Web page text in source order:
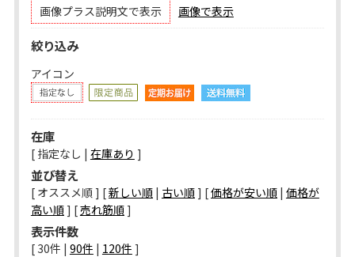
画像プラス説明文で表示 画像で表示
絞り込み
アイコン
在庫
[ 指定なし | 在庫あり ]
並び替え
[ オススメ順 ] [新しい順| 古い順] [価格が安い順| 価格が
高い順] [売れ筋順]
表示件数
[ 30件 | 90件 | 120件 ]